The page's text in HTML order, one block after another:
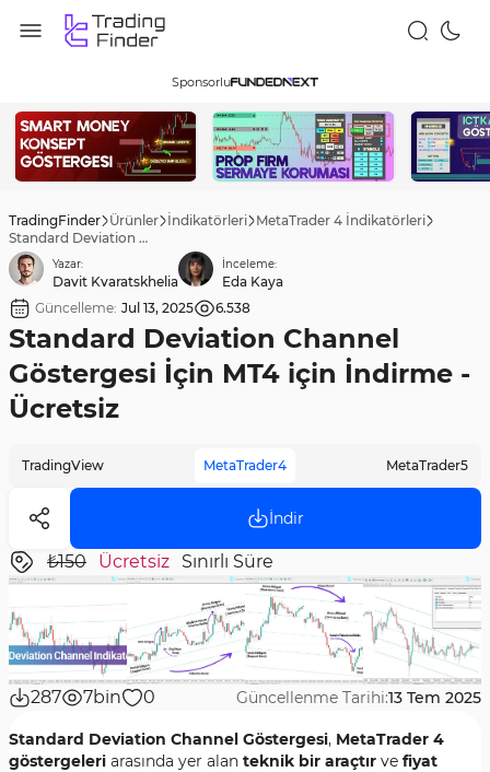
Sponsorlu
TradingFinder Ürünler İndikatörleri MetaTrader 4 İndikatörleri
Standard Deviation Channel Göstergesi İçin MT4 için İndirme - Ücretsiz
Yazar:
Davit Kvaratskhelia
İnceleme:
Eda Kaya
Güncelleme: Jul 13, 2025 6.538
Standard Deviation Channel
Göstergesi İçin MT4 için İndirme -
Ücretsiz
TradingView MetaTrader4 MetaTrader5
İndir
₺150 Ücretsiz Sınırlı Süre
287 7bin 0 Güncellenme Tarihi:13 Tem 2025
Standard Deviation Channel Göstergesi, MetaTrader 4
göstergeleri arasında yer alan teknik bir araçtır ve fiyat